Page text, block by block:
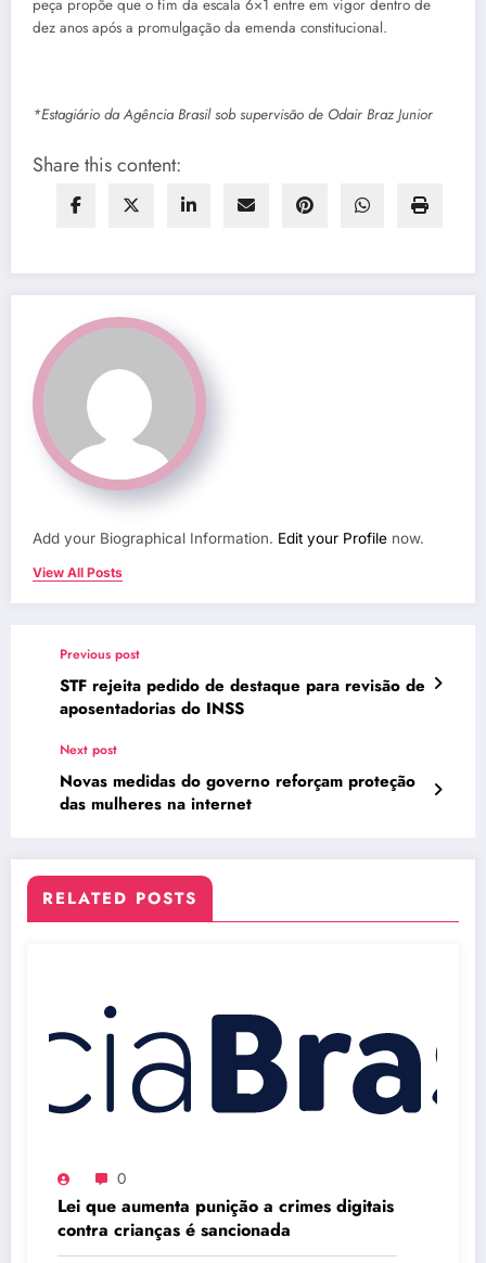
peça propõe que o fim da escala 6×1 entre em vigor dentro de
dez anos após a promulgação da emenda constitucional.
*Estagiário da Agência Brasil sob supervisão de Odair Braz Junior
Share this content:
Add your Biographical Information. Edit your Profile now.
View All Posts
Previous post
STF rejeita pedido de destaque para revisão de
aposentadorias do INSS
Next post
Novas medidas do governo reforçam proteção
das mulheres na internet
RELATED POSTS
0
Lei que aumenta punição a crimes digitais
contra crianças é sancionada